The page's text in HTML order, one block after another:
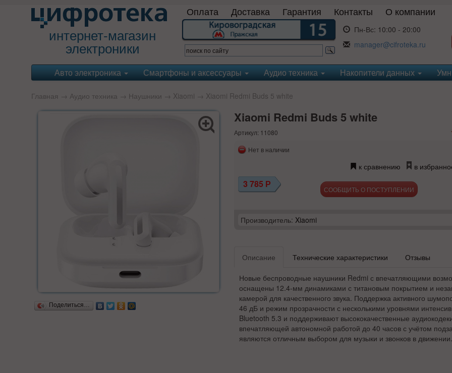
интернет-магазин
электроники
Оплата Доставка Гарантия Контакты О компании
Пн-Вс: 10:00 - 20:00
manager@cifroteka.ru
Авто электроника Смартфоны и аксессуары Аудио техника Накопители данных
Главная → Аудио техника → Наушники → Xiaomi → Xiaomi Redmi Buds 5 white
Поделиться…
Xiaomi Redmi Buds 5 white
Артикул: 11080
Нет в наличии
к сравнению в
3 785 Р СООБЩИТЬ О ПОСТУПЛЕНИИ
Производитель: Xiaomi
Описание Технические характеристики Отзывы
Новые беспроводные наушники Redmi с впечатляющими
оснащены 12.4-мм динамиками с титановым покрытием и
камерой для качественного звука. Поддержка активного
46 дБ и режим прозрачности с несколькими уровнями
Bluetooth 5.3 и поддерживают высококачественные
впечатляющей автономной работой до 40 часов с учётом
являются отличным выбором для музыки и звонков в движении.